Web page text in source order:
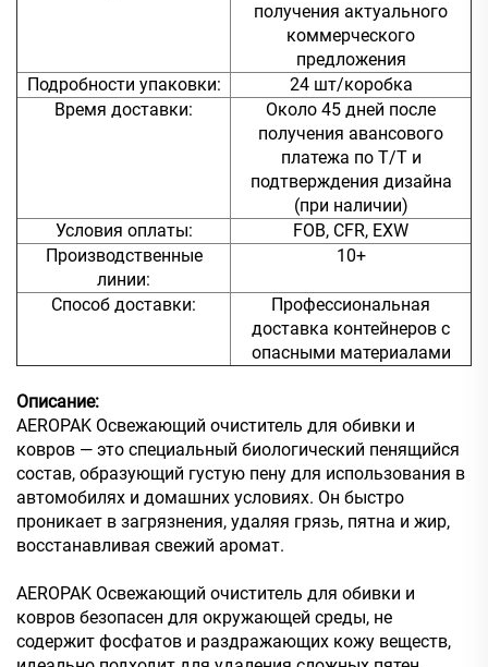
получения актуального
коммерческого
предложения
Подробности упаковки:
24 шт/коробка
Время доставки:
Около 45 дней после
получения авансового
платежа по T/T и
подтверждения дизайна
(при наличии)
Условия оплаты:
FOB, CFR, EXW
Производственные
линии:
10+
Способ доставки:
Профессиональная
доставка контейнеров с
опасными материалами
Описание:
AEROPAK Освежающий очиститель для обивки и
ковров — это специальный биологический пенящийся
состав, образующий густую пену для использования в
автомобилях и домашних условиях. Он быстро
проникает в загрязнения, удаляя грязь, пятна и жир,
восстанавливая свежий аромат.
AEROPAK Освежающий очиститель для обивки и
ковров безопасен для окружающей среды, не
содержит фосфатов и раздражающих кожу веществ,